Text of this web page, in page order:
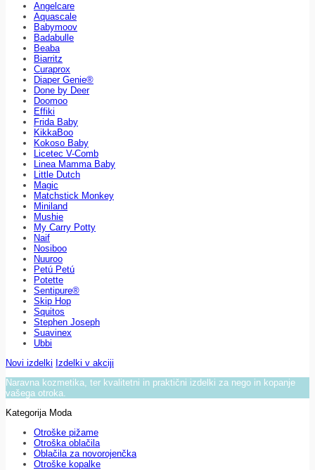
Angelcare
Aquascale
Babymoov
Badabulle
Beaba
Biarritz
Curaprox
Diaper Genie®
Done by Deer
Doomoo
Effiki
Frida Baby
KikkaBoo
Kokoso Baby
Licetec V-Comb
Linea Mamma Baby
Little Dutch
Magic
Matchstick Monkey
Miniland
Mushie
My Carry Potty
Naif
Nosiboo
Nuuroo
Petú Petú
Potette
Sentipure®
Skip Hop
Squitos
Stephen Joseph
Suavinex
Ubbi
Novi izdelki Izdelki v akciji
Naravna kozmetika, ter kvalitetni in praktični izdelki za nego in kopanje
vašega otroka.
Kategorija Moda
Otroške pižame
Otroška oblačila
Oblačila za novorojenčka
Otroške kopalke